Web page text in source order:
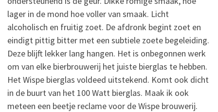
lager in de mond hoe voller van smaak. Licht
alcoholisch en fruitig zoet. De afdronk begint zoet en
eindigt pittig bitter met een subtiele zoete begeleiding.
Deze blijft lekker lang hangen. Het is onbegonnen werk
om van elke bierbrouwerij het juiste bierglas te hebben.
Het Wispe bierglas voldeed uitstekend. Komt ook dicht
in de buurt van het 100 Watt bierglas. Maak ik ook
meteen een beetje reclame voor de Wispe brouwerij.